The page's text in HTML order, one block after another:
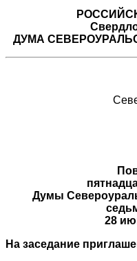
ДУМА
Думы
28
На заседание